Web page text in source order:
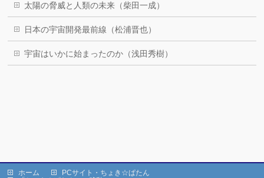
太陽の脅威と人類の未来（柴田一成）
日本の宇宙開発最前線（松浦晋也）
宇宙はいかに始まったのか（浅田秀樹）
ホーム
PCサイト・ちょき☆ぱたん